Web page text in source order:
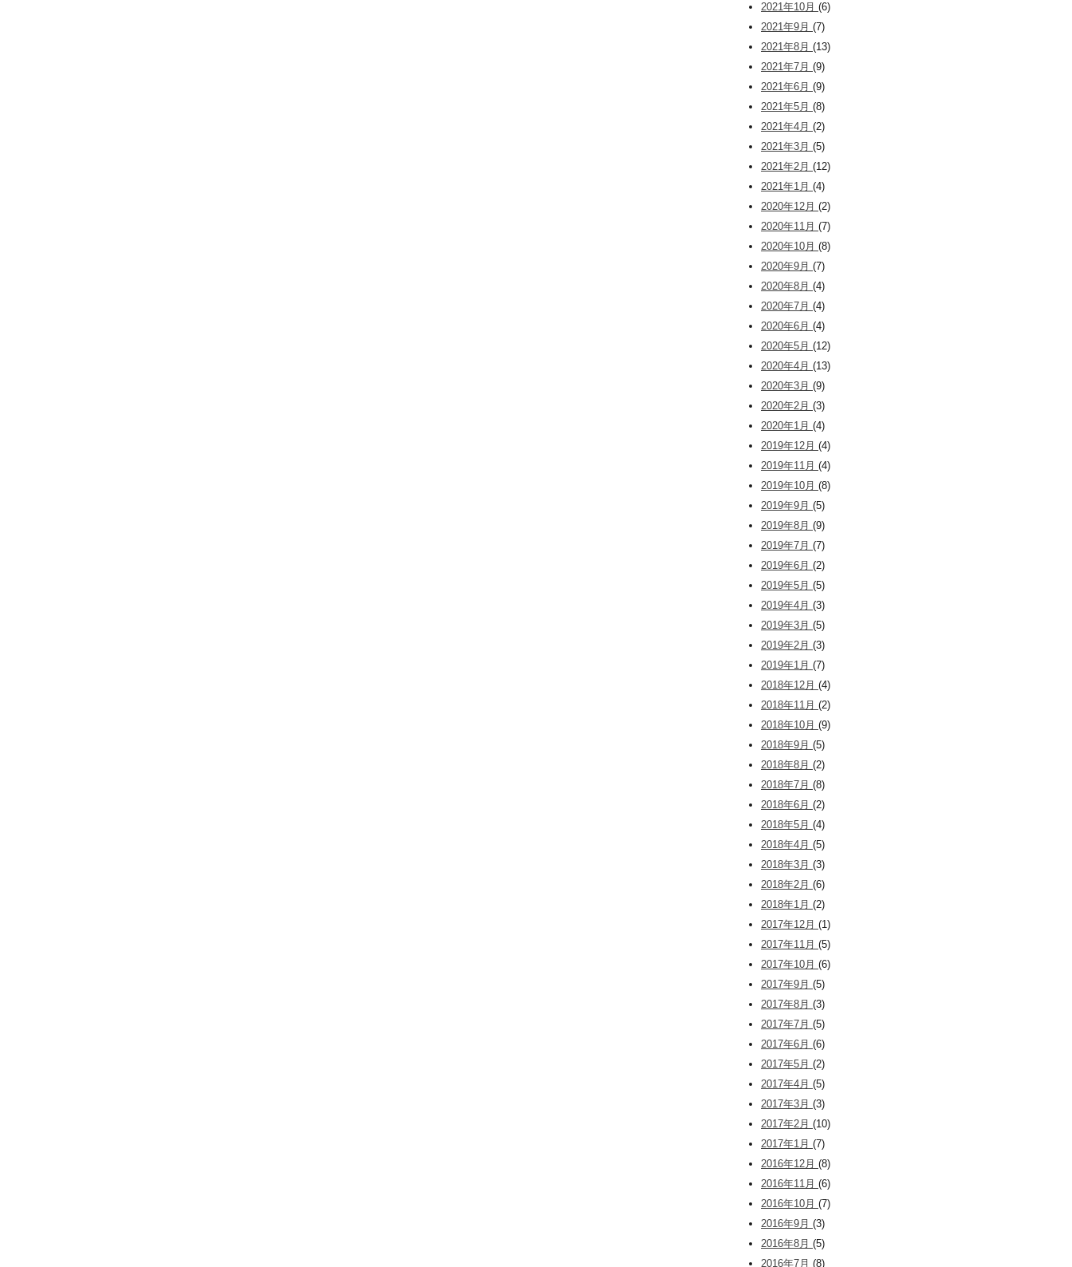
2021年10月 (6)
2021年9月 (7)
2021年8月 (13)
2021年7月 (9)
2021年6月 (9)
2021年5月 (8)
2021年4月 (2)
2021年3月 (5)
2021年2月 (12)
2021年1月 (4)
2020年12月 (2)
2020年11月 (7)
2020年10月 (8)
2020年9月 (7)
2020年8月 (4)
2020年7月 (4)
2020年6月 (4)
2020年5月 (12)
2020年4月 (13)
2020年3月 (9)
2020年2月 (3)
2020年1月 (4)
2019年12月 (4)
2019年11月 (4)
2019年10月 (8)
2019年9月 (5)
2019年8月 (9)
2019年7月 (7)
2019年6月 (2)
2019年5月 (5)
2019年4月 (3)
2019年3月 (5)
2019年2月 (3)
2019年1月 (7)
2018年12月 (4)
2018年11月 (2)
2018年10月 (9)
2018年9月 (5)
2018年8月 (2)
2018年7月 (8)
2018年6月 (2)
2018年5月 (4)
2018年4月 (5)
2018年3月 (3)
2018年2月 (6)
2018年1月 (2)
2017年12月 (1)
2017年11月 (5)
2017年10月 (6)
2017年9月 (5)
2017年8月 (3)
2017年7月 (5)
2017年6月 (6)
2017年5月 (2)
2017年4月 (5)
2017年3月 (3)
2017年2月 (10)
2017年1月 (7)
2016年12月 (8)
2016年11月 (6)
2016年10月 (7)
2016年9月 (3)
2016年8月 (5)
2016年7月 (8)